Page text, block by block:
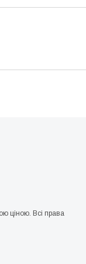
ціною. Всі права